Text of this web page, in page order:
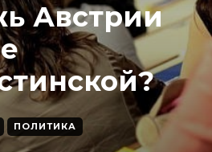
Австрии
ПОЛИТИКА